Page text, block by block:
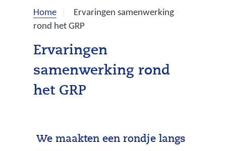
k
e
n
l
p
e
n
Home
Ervaringen samenwerking
rond het GRP
Ervaringen
samenwerking rond
het GRP
We maakten een rondje langs